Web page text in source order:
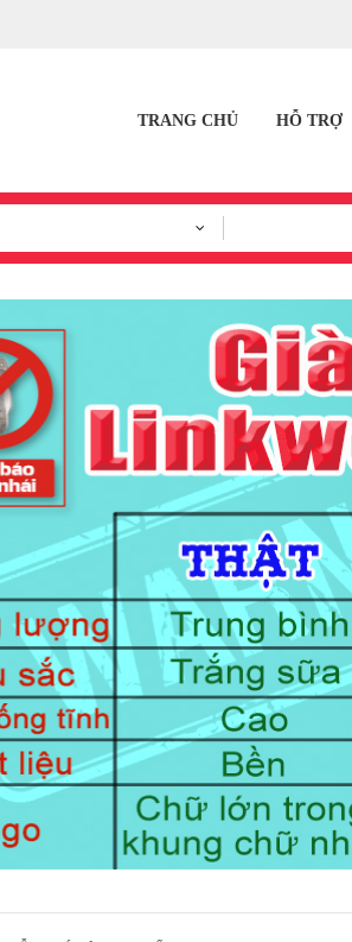
TRANG CHỦ HỖ TRỢ